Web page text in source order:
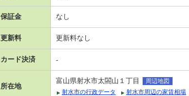
保証金 なし
更新料 更新料なし
カード決済 -
所在地
富山県射水市太閤山１丁目
周辺地図
射水市の行政データ
射水市周辺の家賃相場